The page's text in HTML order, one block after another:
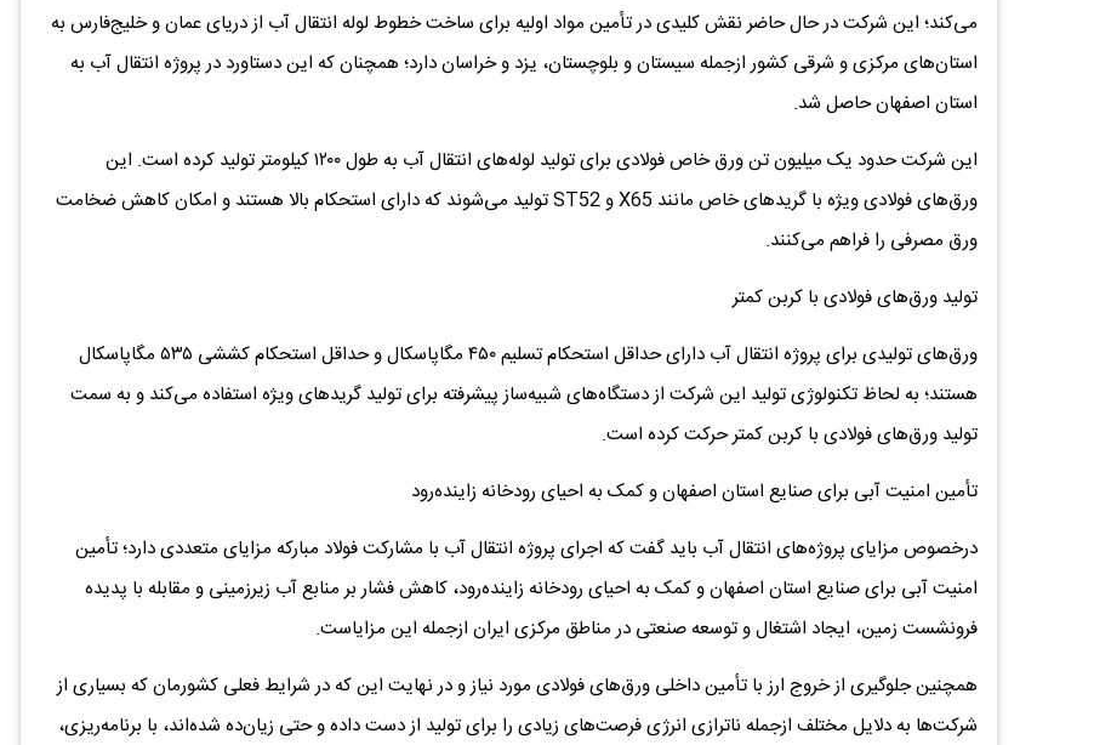
می‌کند؛ این شرکت در حال حاضر نقش کلیدی در تأمین مواد اولیه برای ساخت خطوط لوله انتقال آب از دریای عمان و خلیج‌فارس به
استان‌های مرکزی و شرقی کشور ازجمله سیستان و بلوچستان، یزد و خراسان دارد؛ همچنان ‌که این دستاورد در پروژه انتقال آب به
استان اصفهان حاصل شد.
این شرکت حدود یک میلیون تن ورق خاص فولادی برای تولید لوله‌های انتقال آب به طول ۱۲۰۰ کیلومتر تولید کرده است. این
ورق‌های فولادی ویژه با گریدهای خاص مانند X65 و ST52 تولید می‌شوند که دارای استحکام بالا هستند و امکان کاهش ضخامت
ورق مصرفی را فراهم می‌کنند.
تولید ورق‌های فولادی با کربن کمتر
ورق‌های تولیدی برای پروژه انتقال آب دارای حداقل استحکام تسلیم ۴۵۰ مگاپاسکال و حداقل استحکام کششی ۵۳۵ مگاپاسکال
هستند؛ به لحاظ تکنولوژی تولید این شرکت از دستگاه‌های شبیه‌ساز پیشرفته برای تولید گریدهای ویژه استفاده می‌کند و به سمت
تولید ورق‌های فولادی با کربن کمتر حرکت کرده است.
تأمین امنیت آبی برای صنایع استان اصفهان و کمک به احیای رودخانه زاینده‌رود
درخصوص مزایای پروژه‌های انتقال آب باید گفت که اجرای پروژه انتقال آب با مشارکت فولاد مبارکه مزایای متعددی دارد؛ تأمین
امنیت آبی برای صنایع استان اصفهان و کمک به احیای رودخانه زاینده‌رود، کاهش فشار بر منابع آب زیرزمینی و مقابله با پدیده
فرونشست زمین، ایجاد اشتغال و توسعه صنعتی در مناطق مرکزی ایران ازجمله این مزایاست.
همچنین جلوگیری از خروج ارز با تأمین داخلی ورق‌های فولادی مورد نیاز و در نهایت این که در شرایط فعلی کشورمان که بسیاری از
شرکت‌ها به دلایل مختلف ازجمله ناترازی انرژی فرصت‌های زیادی را برای تولید از دست‌ داده و حتی زیان‌ده شده‌اند، با برنامه‌ریزی،